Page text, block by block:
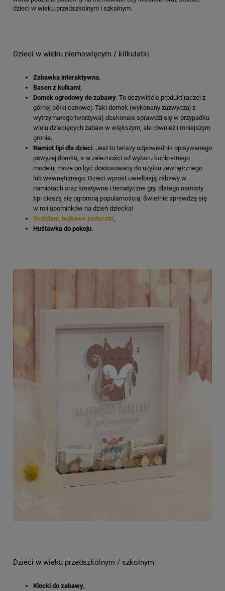
dzieci w wieku przedszkolnym i szkolnym.
Dzieci w wieku niemowlęcym / kilkulatki
Zabawka interaktywna,
Basen z kulkami,
Domek ogrodowy do zabawy. To oczywiście produkt raczej z
górnej półki cenowej. Taki domek (wykonany zazwyczaj z
wytrzymałego tworzywa) doskonale sprawdzi się w przypadku
wielu dziecięcych zabaw w większym, ale również i mniejszym
gronie,
Namiot tipi dla dzieci. Jest to tańszy odpowiednik opisywanego
powyżej domku, a w zależności od wyboru konkretnego
modelu, może on być dostosowany do użytku zewnętrznego
lub wewnętrznego. Dzieci wprost uwielbiają zabawy w
namiotach oraz kreatywne i tematyczne gry, dlatego namioty
tipi cieszą się ogromną popularnością. Świetnie sprawdzą się
w roli upominków na dzień dziecka!
Ozdobne, bajkowe poduszki,
Huśtawka do pokoju.
Dzieci w wieku przedszkolnym / szkolnym
Klocki do zabawy,